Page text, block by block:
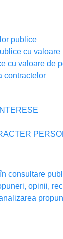
publice
cu valoare
cu valoare de
contractelor
consultare
opinii,